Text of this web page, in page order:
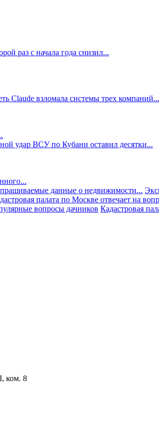
раз с начала года снизил...
Claude взломала системы трех компаний...
удар ВСУ по Кубани оставил десятки...
данные о недвижимости...
палата по Москве отвечает на
вопросы дачников Кадастровая
ком. 8